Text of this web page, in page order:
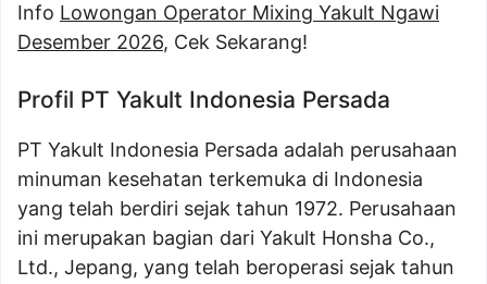
Info Lowongan Operator Mixing Yakult Ngawi
Desember 2026, Cek Sekarang!
Profil PT Yakult Indonesia Persada
PT Yakult Indonesia Persada adalah perusahaan
minuman kesehatan terkemuka di Indonesia
yang telah berdiri sejak tahun 1972. Perusahaan
ini merupakan bagian dari Yakult Honsha Co.,
Ltd., Jepang, yang telah beroperasi sejak tahun